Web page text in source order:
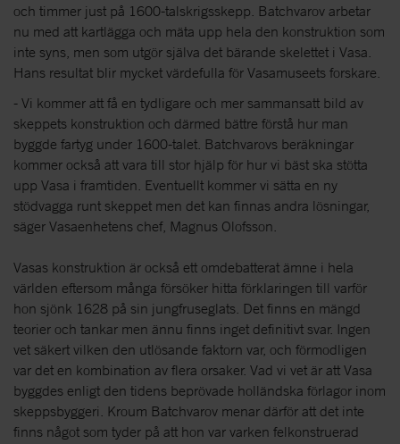
och timmer just på 1600-talskrigsskepp. Batchvarov arbetar
nu med att kartlägga och mäta upp hela den konstruktion som
inte syns, men som utgör själva det bärande skelettet i Vasa.
Hans resultat blir mycket värdefulla för Vasamuseets forskare.
- Vi kommer att få en tydligare och mer sammansatt bild av
skeppets konstruktion och därmed bättre förstå hur man
byggde fartyg under 1600-talet. Batchvarovs beräkningar
kommer också att vara till stor hjälp för hur vi bäst ska stötta
upp Vasa i framtiden. Eventuellt kommer vi sätta en ny
stödvagga runt skeppet men det kan finnas andra lösningar,
säger Vasaenhetens chef, Magnus Olofsson.
Vasas konstruktion är också ett omdebatterat ämne i hela
världen eftersom många försöker hitta förklaringen till varför
hon sjönk 1628 på sin jungfruseglats. Det finns en mängd
teorier och tankar men ännu finns inget definitivt svar. Ingen
vet säkert vilken den utlösande faktorn var, och förmodligen
var det en kombination av flera orsaker. Vad vi vet är att Vasa
byggdes enligt den tidens beprövade holländska förlagor inom
skeppsbyggeri. Kroum Batchvarov menar därför att det inte
finns något som tyder på att hon var varken felkonstruerad